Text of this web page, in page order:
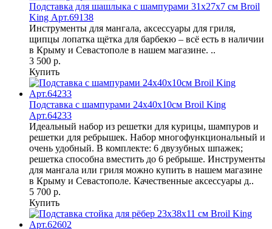
Подставка для шашлыка с шампурами 31х27х7 см Broil
King Арт.69138
Инструменты для мангала, аксессуары для гриля,
щипцы лопатка щётка для барбекю – всё есть в наличии
в Крыму и Севастополе в нашем магазине. ..
3 500 р.
Купить
Подставка с шампурами 24х40х10см Broil King
Арт.64233
Идеальный набор из решетки для курицы, шампуров и
решетки для ребрышек. Набор многофункциональный и
очень удобный. В комплекте: 6 двузубных шпажек;
решетка способна вместить до 6 ребрыше. Инструменты
для мангала или гриля можно купить в нашем магазине
в Крыму и Севастополе. Качественные аксессуары д..
5 700 р.
Купить